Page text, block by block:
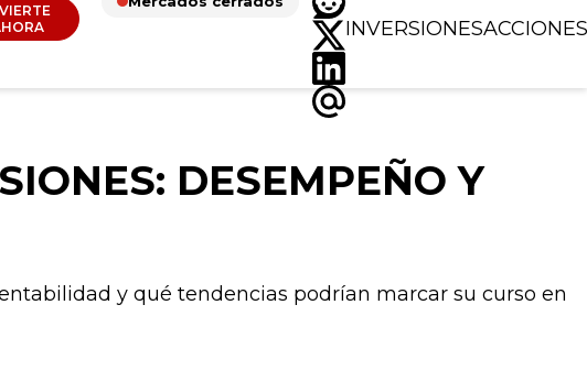
INVERSIONESACCIONES
DESEMPEÑO Y
y qué tendencias podrían marcar su curso en